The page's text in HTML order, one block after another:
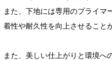
また、下地には専用のプライマ
着性や耐久性を向上させること
また、美しい仕上がりと環境へ